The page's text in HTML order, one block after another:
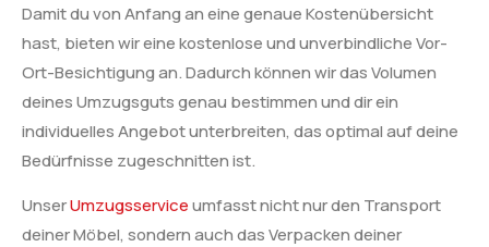
Damit du von Anfang an eine genaue Kostenübersicht
hast, bieten wir eine kostenlose und unverbindliche Vor-
Ort-Besichtigung an. Dadurch können wir das Volumen
deines Umzugsguts genau bestimmen und dir ein
individuelles Angebot unterbreiten, das optimal auf deine
Bedürfnisse zugeschnitten ist.
UnserUmzugsserviceumfasst nicht nur den Transport
deiner Möbel, sondern auch das Verpacken deiner